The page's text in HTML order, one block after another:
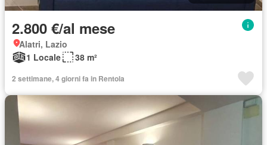
2.800 €/al mese
Alatri, Lazio
1 Locale
38 m²
2 settimane, 4 giorni fa in Rentola